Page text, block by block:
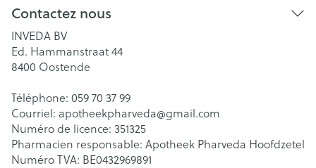
Contactez nous
INVEDA BV
Ed. Hammanstraat 44
8400 Oostende
Téléphone: 059 70 37 99
Courriel: apotheekpharveda@gmail.com
Numéro de licence: 351325
Pharmacien responsable: Apotheek Pharveda Hoofdzetel
Numéro TVA: BE0432969891